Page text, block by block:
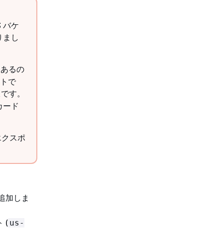
バケ
まし
るの
で
す。
ード
スポ
加しま
( us-